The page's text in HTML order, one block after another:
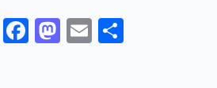
Fa M
E